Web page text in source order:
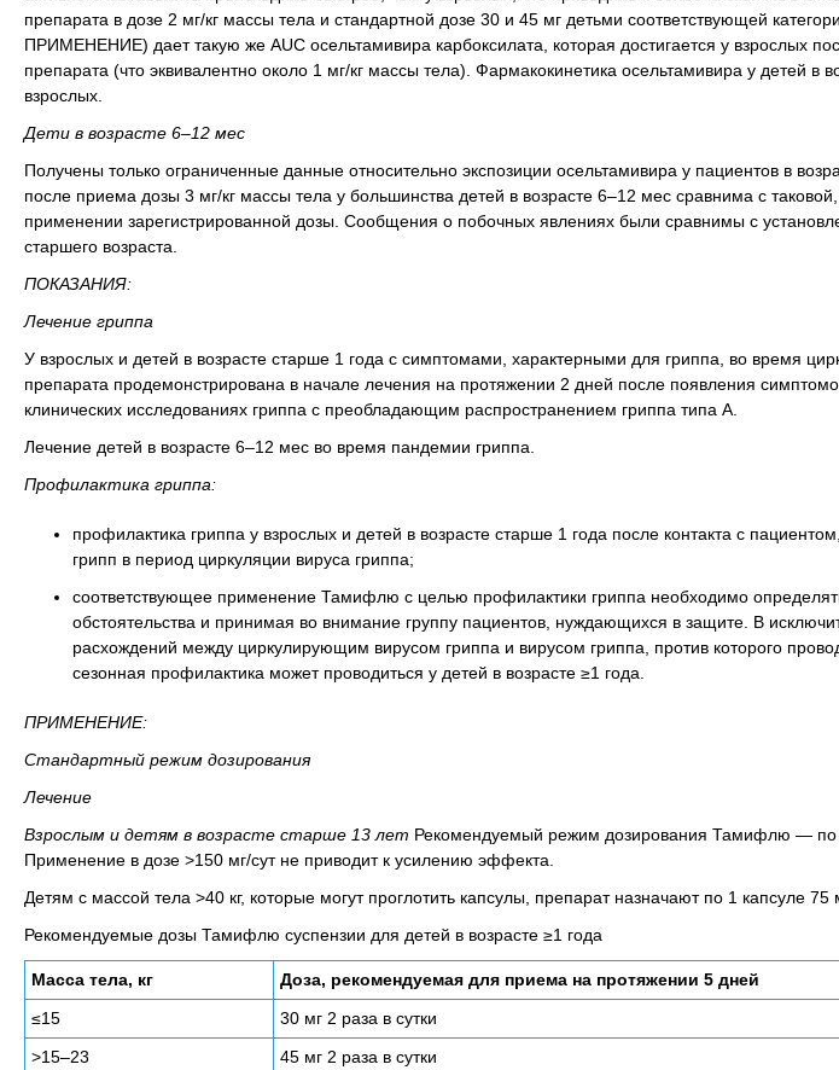
препарата в дозе 2 мг/кг массы тела и стандартной дозе 30 и 45 мг детьми соответствующей
ПРИМЕНЕНИЕ) дает такую же AUC осельтамивира карбоксилата, которая достигается у взрослых
препарата (что эквивалентно около 1 мг/кг массы тела). Фармакокинетика осельтамивира у детей в
взрослых.
Дети в возрасте 6–12 мес
Получены только ограниченные данные относительно экспозиции осельтамивира у пациентов в
после приема дозы 3 мг/кг массы тела у большинства детей в возрасте 6–12 мес сравнима с
применении зарегистрированной дозы. Сообщения о побочных явлениях были сравнимы с
старшего возраста.
ПОКАЗАНИЯ:
Лечение гриппа
У взрослых и детей в возрасте старше 1 года с симптомами, характерными для гриппа, во время
препарата продемонстрирована в начале лечения на протяжении 2 дней после появления
клинических исследованиях гриппа с преобладающим распространением гриппа типа А.
Лечение детей в возрасте 6–12 мес во время пандемии гриппа.
Профилактика гриппа:
профилактика гриппа у взрослых и детей в возрасте старше 1 года после контакта с
грипп в период циркуляции вируса гриппа;
соответствующее применение Тамифлю с целью профилактики гриппа необходимо
обстоятельства и принимая во внимание группу пациентов, нуждающихся в защите. В
расхождений между циркулирующим вирусом гриппа и вирусом гриппа, против которого
сезонная профилактика может проводиться у детей в возрасте ≥1 года.
ПРИМЕНЕНИЕ:
Стандартный режим дозирования
Лечение
Взрослым и детям в возрасте старше 13 лет Рекомендуемый режим дозирования Тамифлю — по
Применение в дозе >150 мг/сут не приводит к усилению эффекта.
Детям с массой тела >40 кг, которые могут проглотить капсулы, препарат назначают по 1 капсуле 75
Рекомендуемые дозы Тамифлю суспензии для детей в возрасте ≥1 года
Масса тела, кг
Доза, рекомендуемая для приема на протяжении 5 дней
≤15
30 мг 2 раза в сутки
>15–23
45 мг 2 раза в сутки